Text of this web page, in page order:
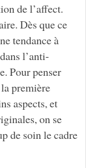
de l’affect.
Dès que ce
tendance à
l’anti-
Pour penser
première
aspects, et
on se
de soin le cadre